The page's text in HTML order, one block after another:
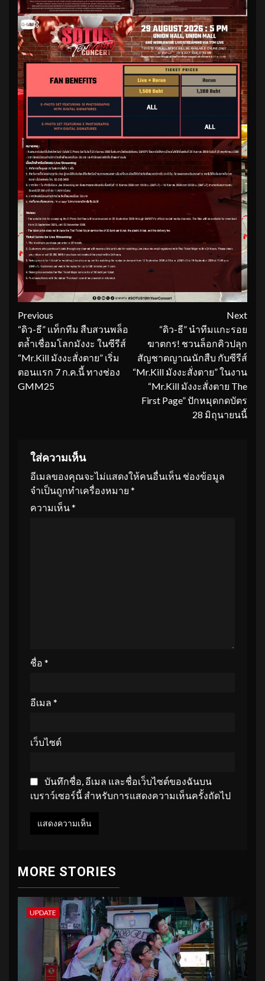
Continue
Reading
Previous
“ดิว-ธี” แท็กทีม สืบสวนพล็อ
ตล้ำเชื่อมโลกมังงะ ในซีรีส์
“Mr.Kill มังงะสั่งตาย” เริ่ม
ตอนแรก 7 ก.ค.นี้ ทางช่อง
GMM25
Next
“ดิว-ธี” นำทีมแกะรอย
ฆาตกร! ชวนล็อกคิวปลุก
สัญชาตญาณนักสืบ กับซีรีส์
“Mr.Kill มังงะสั่งตาย” ในงาน
“Mr.Kill มังงะสั่งตาย The
First Page” ปักหมุดกดบัตร
28 มิถุนายนนี้
ใส่ความเห็น
อีเมลของคุณจะไม่แสดงให้คนอื่นเห็น ช่องข้อมูล
จำเป็นถูกทำเครื่องหมาย *
ความเห็น*
ชื่อ *
อีเมล *
เว็บไซต์
บันทึกชื่อ, อีเมล และชื่อเว็บไซต์ของฉันบน
เบราว์เซอร์นี้ สำหรับการแสดงความเห็นครั้งถัดไป
MORE STORIES
UPDATE